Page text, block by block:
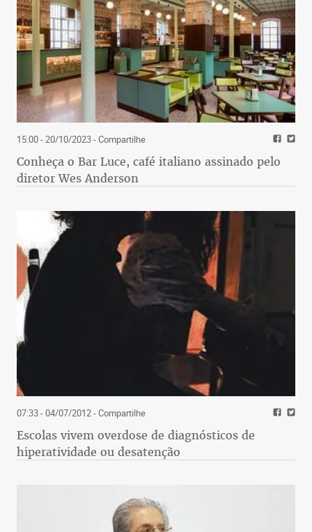
15:00 - 20/10/2023- Compartilhe
Conheça o Bar Luce, café italiano assinado pelo
diretor Wes Anderson
07:33 - 04/07/2012- Compartilhe
Escolas vivem overdose de diagnósticos de
hiperatividade ou desatenção